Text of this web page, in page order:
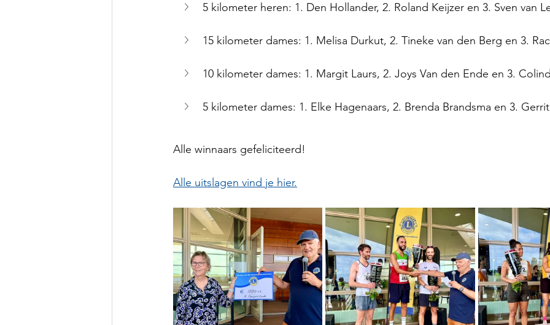
5 kilometer heren: 1. Den Hollander, 2. Roland Keijzer en 3. Sven van
15 kilometer dames: 1. Melisa Durkut, 2. Tineke van den Berg en 3.
10 kilometer dames: 1. Margit Laurs, 2. Joys Van den Ende en 3.
5 kilometer dames: 1. Elke Hagenaars, 2. Brenda Brandsma en 3.
Alle winnaars gefeliciteerd!
Alle uitslagen vind je hier.